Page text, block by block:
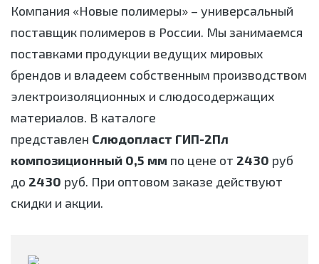
Компания «Новые полимеры» – универсальный
поставщик полимеров в России. Мы занимаемся
поставками продукции ведущих мировых
брендов и владеем собственным производством
электроизоляционных и слюдосодержащих
материалов. В каталоге
представлен Слюдопласт ГИП-2Пл
композиционный 0,5 мм по цене от 2430 руб
до 2430 руб. При оптовом заказе действуют
скидки и акции.